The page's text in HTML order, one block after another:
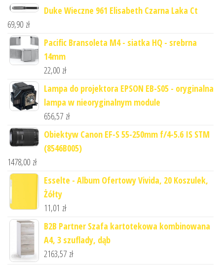
Duke Wieczne 961 Elisabeth Czarna Laka Ct
69,90 zł
Pacific Bransoleta M4 - siatka HQ - srebrna
14mm
22,00 zł
Lampa do projektora EPSON EB-S05 - oryginalna
lampa w nieoryginalnym module
656,57 zł
Obiektyw Canon EF-S 55-250mm f/4-5.6 IS STM
(8546B005)
1478,00 zł
Esselte - Album Ofertowy Vivida, 20 Koszulek,
Żółty
11,01 zł
B2B Partner Szafa kartotekowa kombinowana
A4, 3 szuflady, dąb
2163,57 zł